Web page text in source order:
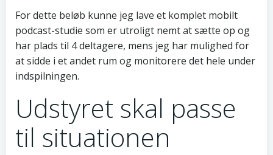
For dette beløb kunne jeg lave et komplet mobilt
podcast-studie som er utroligt nemt at sætte op og
har plads til 4 deltagere, mens jeg har mulighed for
at sidde i et andet rum og monitorere det hele under
indspilningen.
Udstyret skal passe
til situationen